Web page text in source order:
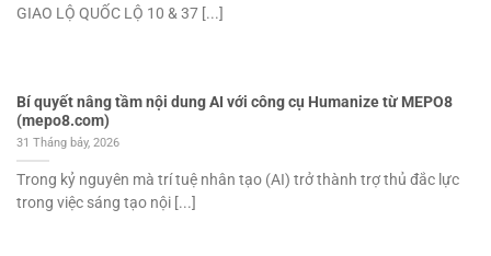
GIAO LỘ QUỐC LỘ 10 & 37 [...]
Bí quyết nâng tầm nội dung AI với công cụ Humanize từ MEPO8
(mepo8.com)
31 Tháng bảy, 2026
Trong kỷ nguyên mà trí tuệ nhân tạo (AI) trở thành trợ thủ đắc lực
trong việc sáng tạo nội [...]